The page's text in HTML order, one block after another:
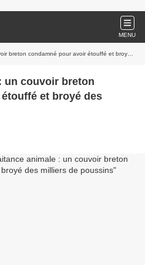
MENU
pour avoir étouffé et broyé des milliers de poussins
un couvoir breton
et broyé des